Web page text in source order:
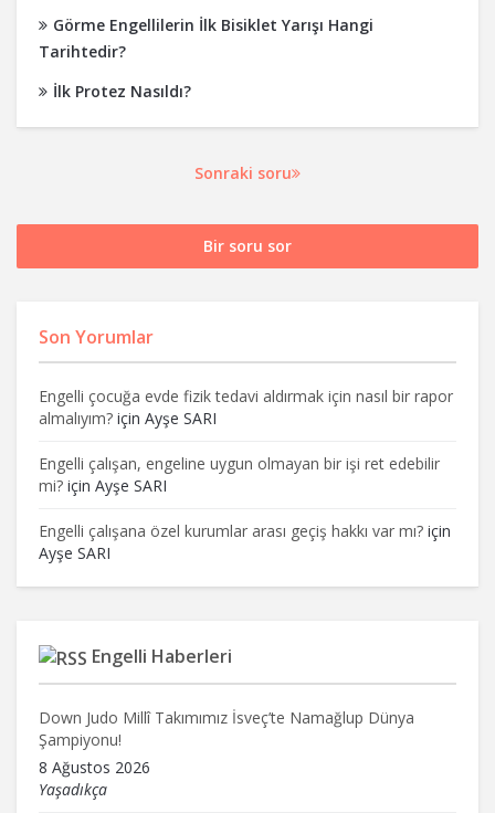
Görme Engellilerin İlk Bisiklet Yarışı Hangi
Tarihtedir?
İlk Protez Nasıldı?
Sonraki soru
Bir soru sor
Son Yorumlar
Engelli çocuğa evde fizik tedavi aldırmak için nasıl bir rapor
almalıyım? için Ayşe SARI
Engelli çalışan, engeline uygun olmayan bir işi ret edebilir
mi? için Ayşe SARI
Engelli çalışana özel kurumlar arası geçiş hakkı var mı? için
Ayşe SARI
Engelli Haberleri
Down Judo Millî Takımımız İsveç’te Namağlup Dünya
Şampiyonu!
8 Ağustos 2026
Yaşadıkça